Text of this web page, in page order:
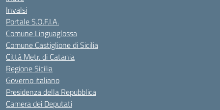
Invalsi
Portale S.O.F.I.A.
Comune Linguaglossa
Comune Castiglione di Sicilia
Città Metr. di Catania
Regione Sicilia
Governo italiano
Presidenza della Repubblica
Camera dei Deputati